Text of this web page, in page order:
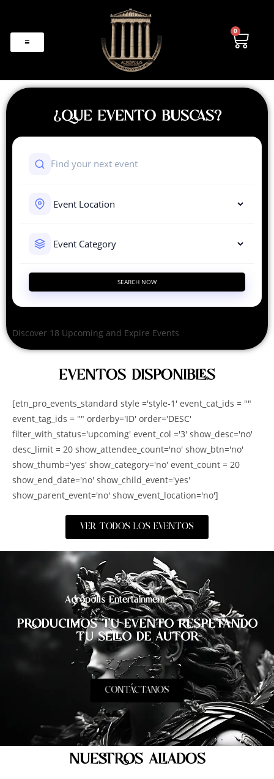
0
¿QUE EVENTO BUSCAS?
SEARCH NOW
Discover 18 Upcoming and Expire Events
EVENTOS DISPONIBLES
[etn_pro_events_standard style ='style-1' event_cat_ids = ""
event_tag_ids = "" orderby='ID' order='DESC'
filter_with_status='upcoming' event_col ='3' show_desc='no'
desc_limit = 20 show_attendee_count='no' show_btn='no'
show_thumb='yes' show_category='no' event_count = 20
show_end_date='no' show_child_event='yes'
show_parent_event='no' show_event_location='no']
VER TODOS LOS EVENTOS
Acrópolis Entertainment
PRODUCIMOS TU EVENTO RESPETANDO
TU SELLO DE AUTOR
CONTÁCTANOS
NUESTROS ALIADOS